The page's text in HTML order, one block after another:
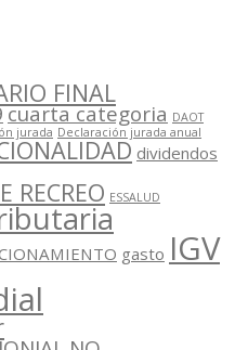
FINAL
cuarta categoria DAOT
jurada Declaración jurada anual
dividendos
RECREO ESSALUD
gasto IGV